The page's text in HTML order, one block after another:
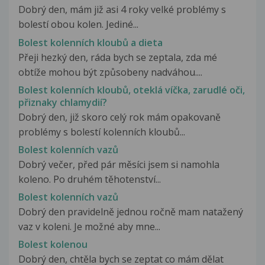
Dobrý den, mám již asi 4 roky velké problémy s
bolestí obou kolen. Jediné...
Bolest kolenních kloubů a dieta
Přeji hezký den, ráda bych se zeptala, zda mé
obtíže mohou být způsobeny nadváhou....
Bolest kolenních kloubů, oteklá víčka, zarudlé oči,
přiznaky chlamydií?
Dobrý den, již skoro celý rok mám opakovaně
problémy s bolestí kolenních kloubů...
Bolest kolenních vazů
Dobrý večer, před pár měsíci jsem si namohla
koleno. Po druhém těhotenství...
Bolest kolenních vazů
Dobrý den pravidelně jednou ročně mam natažený
vaz v koleni. Je možné aby mne...
Bolest kolenou
Dobrý den, chtěla bych se zeptat co mám dělat